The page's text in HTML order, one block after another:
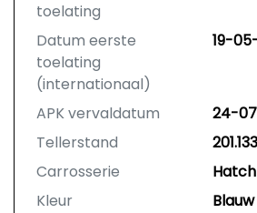
In noodsituaties herstel
een andere garage
buitenland)
BOVAG Garantie is de
gedoe-garantie”.
toelating
Datum eerste
toelating
(internationaal)
19-
APK vervaldatum
24-
Tellerstand
Carrosserie
Kleur
Blauw